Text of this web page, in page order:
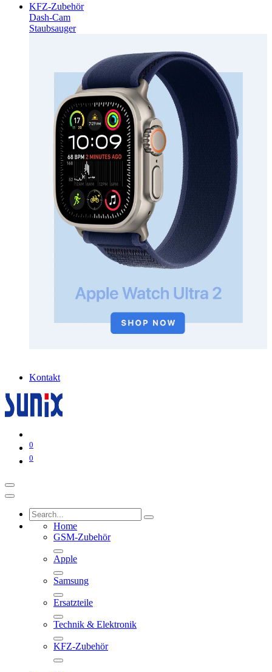
KFZ-Zubehör
Dash-Cam
Staubsauger
Kontakt
0
0
Home
GSM-Zubehör
Apple
Samsung
Ersatzteile
Technik & Elektronik
KFZ-Zubehör